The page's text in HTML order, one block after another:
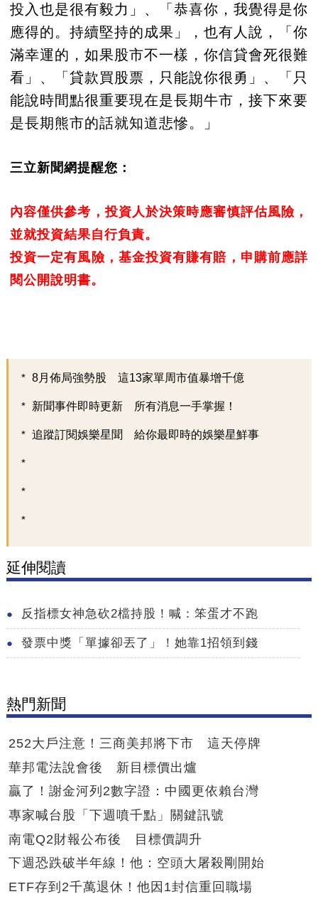
投入也是很有毅力」、「恭喜你，我覺得是你
應得的。持續堅持的成果」，也有人說，「你
滿幸運的，如果股市不一樣，你信貸會死很難
看」、「貸款買股票，只能說你很勇」、「只
能說時間點很重要現在是長期牛市，接下來要
是長期熊市的話就知道悲慘。」
三立新聞網提醒您：
內容僅供參考，投資人於決策時應審慎評估風險，
並就投資結果自行負責。
投資一定有風險，基金投資有賺有賠，申購前應詳
閱公開說明書。
8月佈局強勢股 這13家單周市值暴增千億
新聞事件即時更新 所有消息一手掌握！
追蹤訂閱娛樂星聞 給你最即時的娛樂星鮮事
延伸閱讀
反指標女神急砍2檔持股！喊：笨蛋才不跑
發票中獎「單據卻丟了」！她靠1招領到錢
熱門新聞
252大戶注意！三商美邦將下市 這天停牌
華邦電法說會後 新目標價出爐
贏了！謝金河列2數字證：中國更依賴台灣
專家喊台股「下週噴千點」關鍵訊號
南電Q2財報公布後 目標價調升
下週恐跌破半年線！他：空頭大屠殺剛開始
ETF存到2千萬退休！他因1封信重回職場